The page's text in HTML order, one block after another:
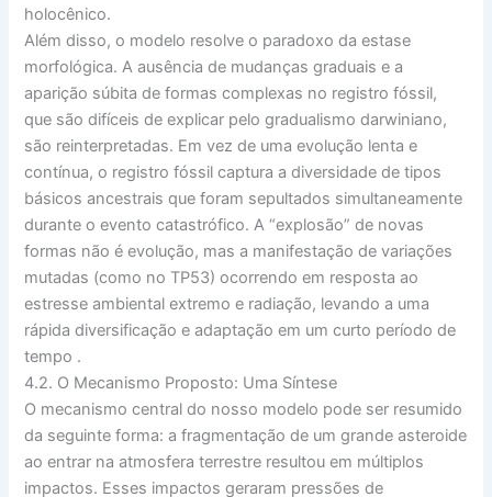
holocênico.
Além disso, o modelo resolve o paradoxo da estase
morfológica. A ausência de mudanças graduais e a
aparição súbita de formas complexas no registro fóssil,
que são difíceis de explicar pelo gradualismo darwiniano,
são reinterpretadas. Em vez de uma evolução lenta e
contínua, o registro fóssil captura a diversidade de tipos
básicos ancestrais que foram sepultados simultaneamente
durante o evento catastrófico. A “explosão” de novas
formas não é evolução, mas a manifestação de variações
mutadas (como no TP53) ocorrendo em resposta ao
estresse ambiental extremo e radiação, levando a uma
rápida diversificação e adaptação em um curto período de
tempo .
4.2. O Mecanismo Proposto: Uma Síntese
O mecanismo central do nosso modelo pode ser resumido
da seguinte forma: a fragmentação de um grande asteroide
ao entrar na atmosfera terrestre resultou em múltiplos
impactos. Esses impactos geraram pressões de